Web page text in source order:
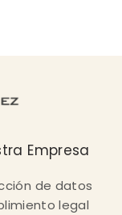
Empresa
de datos
legal